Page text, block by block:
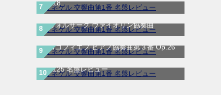
Op.18
ドヴォルザーク ヴァイオリン協奏曲
プロコフィエフ ピアノ協奏曲第３番 Op.26
ベートーヴェン 交響曲第9番『合唱付き』
Op.125 名盤レビュー